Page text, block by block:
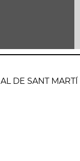
DE SANT